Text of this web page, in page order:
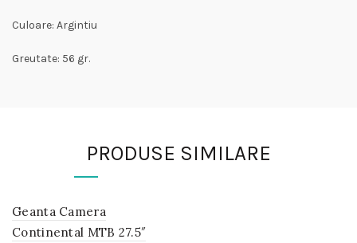
Culoare: Argintiu
Greutate: 56 gr.
PRODUSE SIMILARE
IN
STOC
Geanta Camera
Continental MTB 27.5″